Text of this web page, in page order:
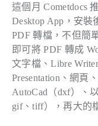
這個月 Cometdocs
Desktop App，安
PDF 轉檔，不但簡
即可將 PDF 轉成
文字檔、Libre
Presentation、網頁
AutoCad（dxf）、
gif、tiff），再大的